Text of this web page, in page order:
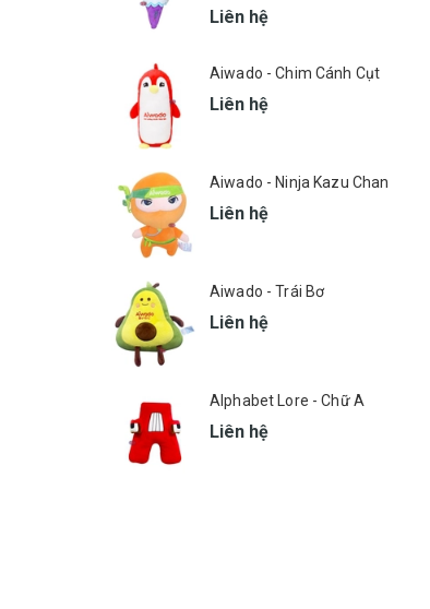
Liên hệ
Aiwado - Chim Cánh Cụt
Liên hệ
Aiwado - Ninja Kazu Chan
Liên hệ
Aiwado - Trái Bơ
Liên hệ
Alphabet Lore - Chữ A
Liên hệ